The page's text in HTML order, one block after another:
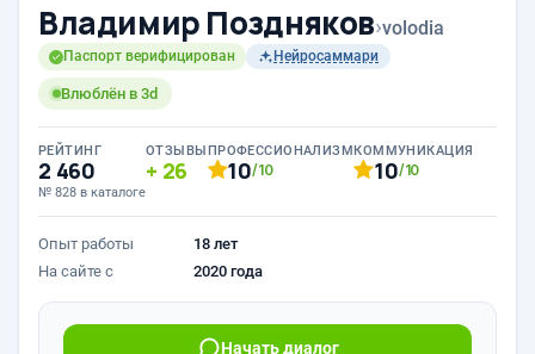
Владимир Поздняков›volodia
Паспорт верифицирован Нейросаммари
Влюблён в 3d
РЕЙТИНГ
2 460
№ 828 в каталоге
ОТЗЫВЫ
26
ПРОФЕССИОНАЛИЗМ
10/10
КОММУНИКАЦИЯ
10/10
Опыт работы
18 лет
На сайте с
2020 года
Начать диалог